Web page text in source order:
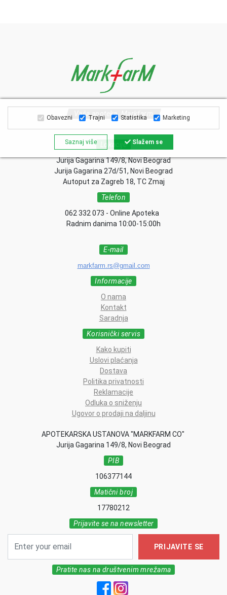
Vaša apoteka, Markfarm
Lokacije
Jurija Gagarina 149/8, Novi Beograd
Jurija Gagarina 27d/51, Novi Beograd
Autoput za Zagreb 18, TC Zmaj
Telefon
062 332 073 - Online Apoteka
Radnim danima 10:00-15:00h
E-mail
markfarm.rs@gmail.com
Informacije
O nama
Kontakt
Saradnja
Korisnički servis
Kako kupiti
Uslovi plaćanja
Dostava
Politika privatnosti
Reklamacije
Odluka o sniženju
Ugovor o prodaji na daljinu
APOTEKARSKA USTANOVA "MARKFARM CO"
Jurija Gagarina 149/8, Novi Beograd
PIB
106377144
Matični broj
17780212
Prijavite se na newsletter
PRIJAVITE SE
Pratite nas na društvenim mrežama
Obavezni Trajni Statistika Marketing
Saznaj više Slažem se